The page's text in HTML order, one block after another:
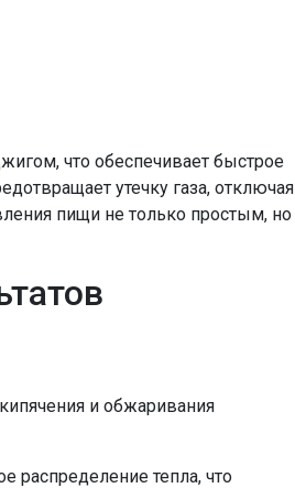
что обеспечивает быстрое
утечку газа, отключая
пищи не только простым, но
и обжаривания
тепла, что